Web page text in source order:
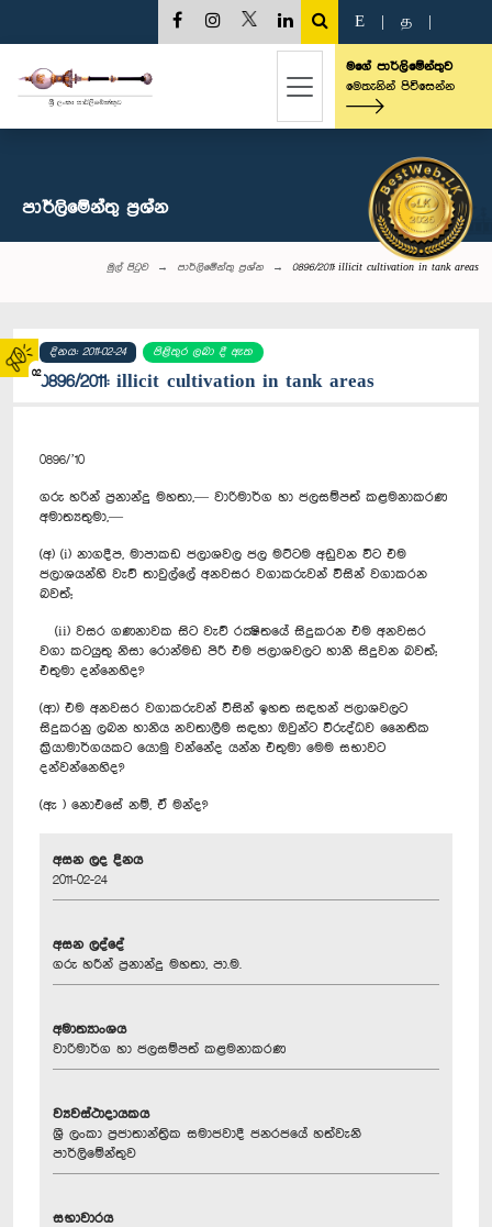
02
E த
මගේ පාර්ලිමේන්තුව
මෙතැනින් පිවිසෙන්න
පාර්ලි‌මේන්තු‌ ප්‍රශ්න
මුල් පිටුව පාර්ලි‌මේන්තු‌ ප්‍රශ්න 0896/2011: illicit cultivation in tank areas
දිනය: 2011-02-24 පිළිතුර ලබා දී ඇත
0896/2011: illicit cultivation in tank areas
0896/’10
ගරු හරින් ප්‍රනාන්දු මහතා,— වාරිමාර්ග හා ජලසම්පත් කළමනාකරණ
අමාත්‍යතුමා,—
(අ) (i) නාගදීප, මාපාකඩ ජලාශවල ජල මට්ටම අඩුවන විට එම
ජලාශයන්හි වැව් තාවුල්ලේ අනවසර වගාකරුවන් විසින් වගාකරන
බවත්;
(ii) වසර ගණනාවක සිට වැව් රක්‍ෂිතයේ සිදුකරන එම අනවසර
වගා කටයුතු නිසා රොන්මඩ පිරී එම ජලාශවලට හානි සිදුවන බවත්;
එතුමා දන්නෙහිද?
(ආ) එම අනවසර වගාකරුවන් විසින් ඉහත සඳහන් ජලාශවලට
සිදුකරනු ලබන හානිය නවතාලීම සඳහා ඔවුන්ට විරුද්ධව නෛතික
ක්‍රියාමාර්ගයකට යොමු වන්නේද යන්න එතුමා මෙම සභාවට
දන්වන්නෙහිද?
(ඇ ) නොඑසේ නම්, ඒ මන්ද?
අසන ලද දිනය
2011-02-24
අසන ලද්දේ
ගරු හරීන් ප්‍රනාන්දු මහතා, පා.ම.
අමාත්‍යාංශය
වාරිමාර්ග හා ජලසම්පත් කළමනාකරණ
ව්‍යවස්ථාදායකය
ශ්‍රී ලංකා ප්‍රජාතාන්ත්‍රික සමාජවාදී ජනරජයේ හත්වැනි
පාර්ලිමේන්තුව
සභාවාරය